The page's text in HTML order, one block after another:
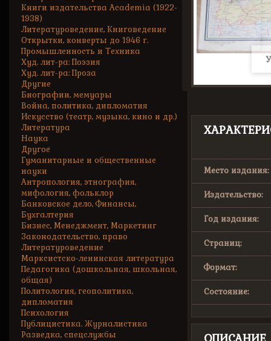
Книги издательства Academia (1922-
1938)
Литературоведение, Книговедение
Открытки, конверты до 1946 г.
Промышленность и Техника
Худ. лит-ра: Поэзия
Худ. лит-ра: Проза
Другие
Биографии, мемуары
Война, политика, дипломатия
Искусство (театр, музыка, кино и др.)
Литература
Наука
Другое
Гуманитарные и общественные
науки
Антропология, этнография,
мифология, фольклор
Банковское дело, Финансы,
Бухгалтерия
Бизнес, Менеджмент, Маркетинг
Законодательство, право
Литературоведение
Марксистско-ленинская литература
Педагогика (дошкольная, школьная,
общая)
Политология, геополитика,
дипломатия
Психология
Публицистика. Журналистика
Разведка, спецслужбы
Место издания:
Издательство:
Год издания:
Страниц:
Формат:
Состояние: